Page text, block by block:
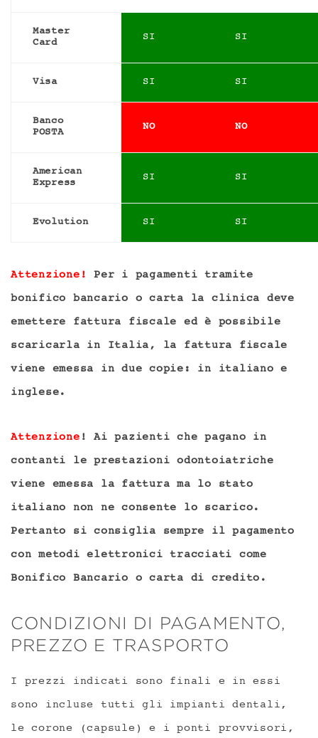
Master
Card
SI SI
Visa SI SI
Banco
POSTA
NO NO
American
Express
SI SI
Evolution SI SI
Attenzione! Per i pagamenti tramite
bonifico bancario o carta la clinica deve
emettere fattura fiscale ed è possibile
scaricarla in Italia, la fattura fiscale
viene emessa in due copie: in italiano e
inglese.
Attenzione! Ai pazienti che pagano in
contanti le prestazioni odontoiatriche
viene emessa la fattura ma lo stato
italiano non ne consente lo scarico.
Pertanto si consiglia sempre il pagamento
con metodi elettronici tracciati come
Bonifico Bancario o carta di credito.
CONDIZIONI DI PAGAMENTO,
PREZZO E TRASPORTO
I prezzi indicati sono finali e in essi
sono incluse tutti gli impianti dentali,
le corone (capsule) e i ponti provvisori,